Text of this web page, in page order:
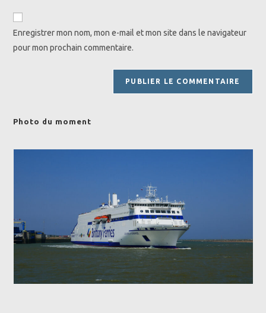
comment
de
(facultatif)
Enregistrer mon nom, mon e-mail et mon site dans le navigateur
pour mon prochain commentaire.
Photo du moment